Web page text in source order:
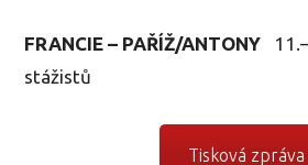
FRANCIE – PAŘÍŽ/ANTONY
stážistů
Tisková zpráva